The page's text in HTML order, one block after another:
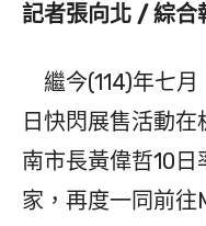
記者張向北 / 綜合
繼今(114)年七月
日快閃展售活動
南市長黃偉哲10
家，再度一同前